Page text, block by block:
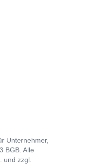
Unternehmer,
BGB. Alle
und zzgl.